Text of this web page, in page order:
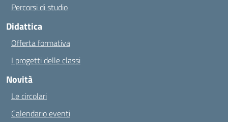
Percorsi di studio
Didattica
Offerta formativa
I progetti delle classi
Novità
Le circolari
Calendario eventi